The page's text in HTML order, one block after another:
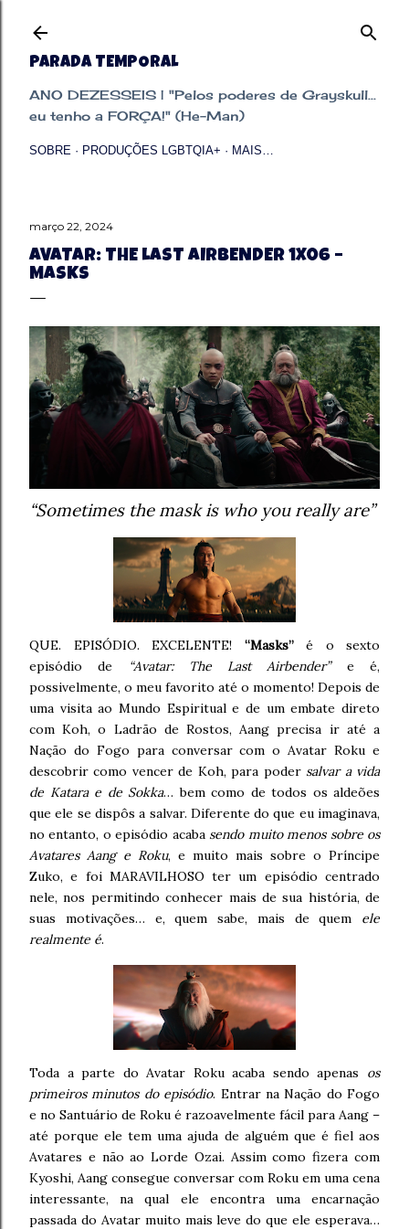
PARADA TEMPORAL
ANO DEZESSEIS | "Pelos poderes de Grayskull...
eu tenho a FORÇA!" (He-Man)
SOBRE PRODUÇÕES LGBTQIA+ MAIS…
março 22, 2024
AVATAR: THE LAST AIRBENDER 1X06 –
MASKS
“Sometimes the mask is who you really are”
QUE. EPISÓDIO. EXCELENTE! “Masks”é o sexto
episódio de
“Avatar: The Last Airbender”e é,
possivelmente, o meu favorito até o momento! Depois de
uma visita ao Mundo Espiritual e de um embate direto
com Koh, o Ladrão de Rostos, Aang precisa ir até a
Nação do Fogo para conversar com o Avatar Roku e
descobrir como vencer de Koh, para poder salvar a vida
de Katara e de Sokka… bem como de todos os aldeões
que ele se dispôs a salvar. Diferente do que eu imaginava,
no entanto, o episódio acaba sendo muito menos sobre os
Avatares Aang e Roku, e muito mais sobre o Príncipe
Zuko, e foi MARAVILHOSO ter um episódio centrado
nele, nos permitindo conhecer mais de sua história, de
suas motivações… e, quem sabe, mais de quem ele
realmente é.
Toda a parte do Avatar Roku acaba sendo apenas os
primeiros minutos do episódio. Entrar na Nação do Fogo
e no Santuário de Roku é razoavelmente fácil para Aang –
até porque ele tem uma ajuda de alguém que é fiel aos
Avatares e não ao Lorde Ozai. Assim como fizera com
Kyoshi, Aang consegue conversar com Roku em uma cena
interessante, na qual ele encontra uma encarnação
passada do Avatar muito mais leve do que ele esperava…